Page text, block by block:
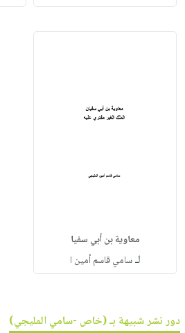
معاوية بن أبي سفيا
لـسامي قاسم أمين ا
دور نشر شبيهة بـ (خاص -سامي المليجي)